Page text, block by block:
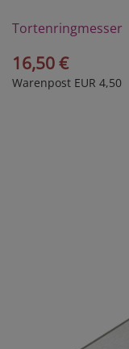
Tortenringmesser
16,50 €
Warenpost EUR 4,50